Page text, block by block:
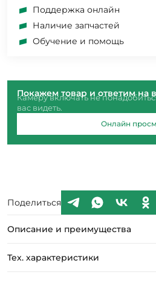
Поддержка онлайн
Наличие запчастей
Обучение и помощь
Покажем товар и ответим на
Камеру включать не
вас видеть.
Онлайн
Поделиться
Описание и преимущества
Тех. характеристики